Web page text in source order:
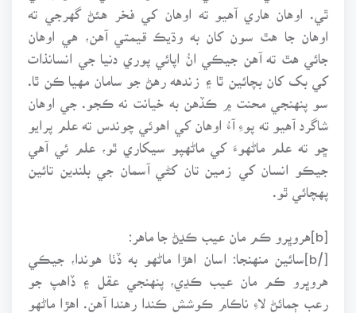
ٿي. اوهان هاري آهيو ته اوهان کي فخر هئڻ گهرجي ته
اوهان جا هٿ سون کان به وڌيڪ قيمتي آهن، هي اوهان
جائي هٿ ته آهن جيڪي انُ اپائي پوري دنيا جي انسانذات
کي بک کان بچائين ٿا ۽ زندهه رهڻ جو سامان مهيا ڪن ٿا.
سو پنهنجي محنت ۾ ڪڏهن به خيانت نه ڪجو. جي اوهان
شاگرد آهيو ته پوءِ آءُ اوهان کي اهوئي چوندس ته علم پرايو
ڇو ته علم ماڻهوءَ کي ماڻهپو سيکاري ٿو، علم ئي آهي
جيڪو انسان کي زمين تان کڻي آسمان جي بلندين تائين
پهچائي ٿو.
[b]هروڀرو ڪم مان عيب ڪڍڻ جا ماهر:
[/b]سائين منهنجا: اسان اهڙا ماڻهو به ڏٺا هوندا، جيڪي
هروڀرو ڪم مان عيب ڪڍي، پنهنجي عقل ۽ ڏاهپ جو
رعب ڄمائڻ لاءِ ناڪام ڪوشش ڪندا رهندا آهن. اهڙا ماڻهو